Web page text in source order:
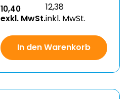
10,40
exkl. MwSt.
12,38
inkl. MwSt.
In den Warenkorb